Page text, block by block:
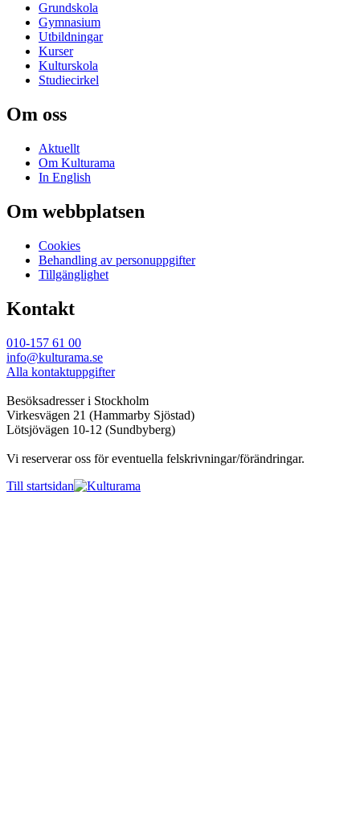
Grundskola
Gymnasium
Utbildningar
Kurser
Kulturskola
Studiecirkel
Om oss
Aktuellt
Om Kulturama
In English
Om webbplatsen
Cookies
Behandling av personuppgifter
Tillgänglighet
Kontakt
010-157 61 00
info@kulturama.se
Alla kontaktuppgifter
Besöksadresser i Stockholm
Virkesvägen 21 (Hammarby Sjöstad)
Lötsjövägen 10-12 (Sundbyberg)
Vi reserverar oss för eventuella felskrivningar/förändringar.
Till startsidan